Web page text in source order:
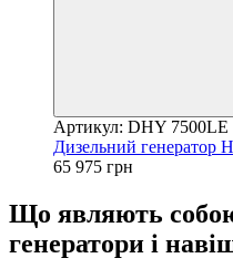
Артикул: DHY 7500LE
Дизельний генератор
65 975 грн
Що являють
генератори і